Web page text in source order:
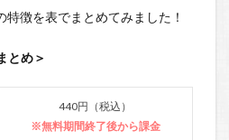
徴を表でまとめてみました！
とめ＞
440円（税込）
※無料期間終了後から課金